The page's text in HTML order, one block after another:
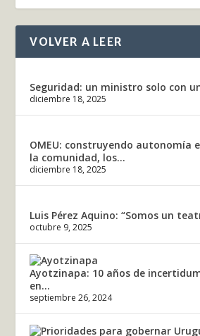
VOLVER A LEER
Seguridad: un ministro solo con
diciembre 18, 2025
OMEU: construyendo autonomía
la comunidad, los...
diciembre 18, 2025
Luis Pérez Aquino: “Somos un
octubre 9, 2025
Ayotzinapa: 10 años de
en...
septiembre 26, 2024